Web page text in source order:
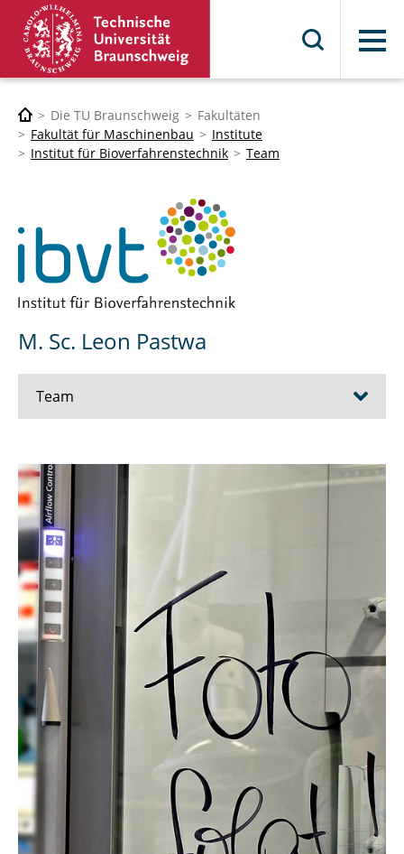
Menü
Die TU Braunschweig
Fakultäten
Fakultät für Maschinenbau
Institute
Institut für Bioverfahrenstechnik
Team
M. Sc. Leon Pastwa
Team
Dinius, Anna
Dohnt, Katrin
Göcke, Yvonne
Hadi, Yama Ahmad
Hullmann, Cord
Jonas, Rochus
Kahmann, Christl
Kozanecka, Zuzanna